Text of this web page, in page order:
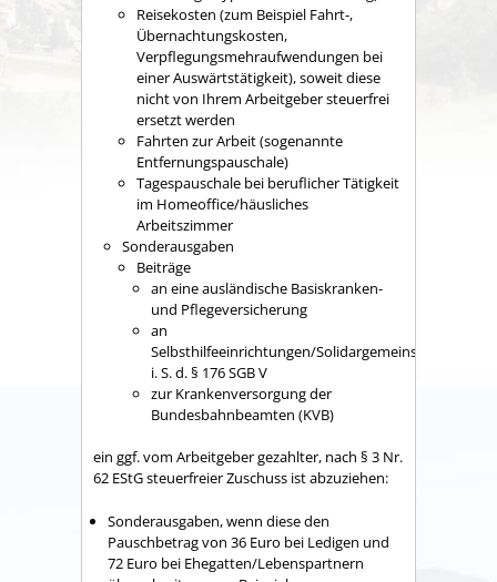
Reisekosten (zum Beispiel Fahrt-,
Übernachtungskosten,
Verpflegungsmehraufwendungen bei
einer Auswärtstätigkeit), soweit diese
nicht von Ihrem Arbeitgeber steuerfrei
ersetzt werden
Fahrten zur Arbeit (sogenannte
Entfernungspauschale)
Tagespauschale bei beruflicher Tätigkeit
im Homeoffice/häusliches
Arbeitszimmer
Sonderausgaben
Beiträge
an eine ausländische Basiskranken-
und Pflegeversicherung
an
Selbsthilfeeinrichtungen/Solidargemeinschaften
i. S. d. § 176 SGB V
zur Krankenversorgung der
Bundesbahnbeamten (KVB)
ein ggf. vom Arbeitgeber gezahlter, nach § 3 Nr.
62 EStG steuerfreier Zuschuss ist abzuziehen:
Sonderausgaben, wenn diese den
Pauschbetrag von 36 Euro bei Ledigen und
72 Euro bei Ehegatten/Lebenspartnern